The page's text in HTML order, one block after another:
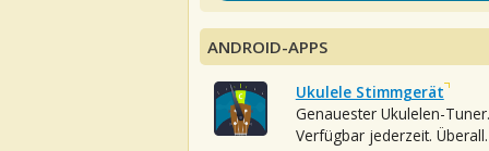
ANDROID-APPS
Ukulele Stimmgerät
Genauester Ukulelen-Tuner.
Verfügbar jederzeit. Überall.